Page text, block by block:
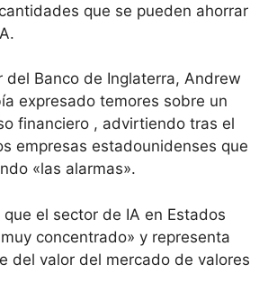
que se pueden ahorrar
del Banco de Inglaterra, Andrew
expresado temores sobre un
financiero , advirtiendo tras el
empresas estadounidenses que
«las alarmas».
el sector de IA en Estados
concentrado» y representa
del valor del mercado de valores